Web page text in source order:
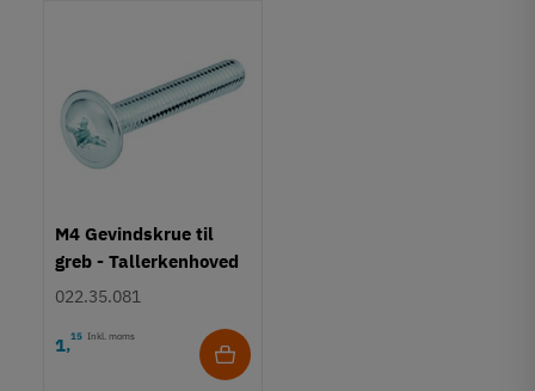
M4 Gevindskrue til
greb - Tallerkenhoved
- Krydskærv
022.35.081
1,15 Inkl. moms